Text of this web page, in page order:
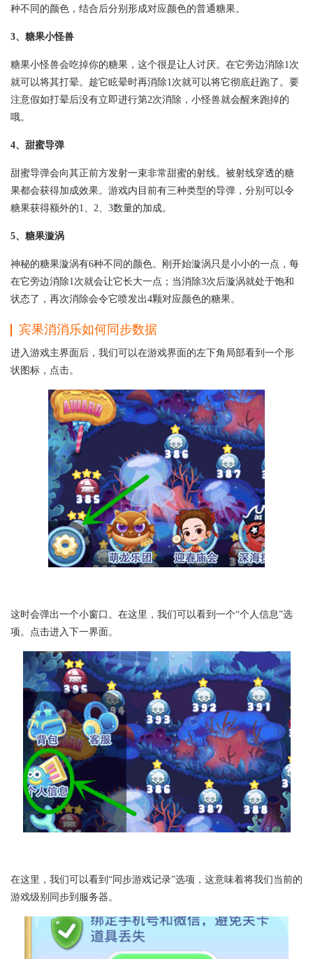
种不同的颜色，结合后分别形成对应颜色的普通糖果。
3、糖果小怪兽
糖果小怪兽会吃掉你的糖果，这个很是让人讨厌。在它旁边消除1次
就可以将其打晕。趁它眩晕时再消除1次就可以将它彻底赶跑了。要
注意假如打晕后没有立即进行第2次消除，小怪兽就会醒来跑掉的
哦。
4、甜蜜导弹
甜蜜导弹会向其正前方发射一束非常甜蜜的射线。被射线穿透的糖
果都会获得加成效果。游戏内目前有三种类型的导弹，分别可以令
糖果获得额外的1、2、3数量的加成。
5、糖果漩涡
神秘的糖果漩涡有6种不同的颜色。刚开始漩涡只是小小的一点，每
在它旁边消除1次就会让它长大一点；当消除3次后漩涡就处于饱和
状态了，再次消除会令它喷发出4颗对应颜色的糖果。
宾果消消乐如何同步数据
进入游戏主界面后，我们可以在游戏界面的左下角局部看到一个形
状图标，点击。
这时会弹出一个小窗口。在这里，我们可以看到一个“个人信息”选
项。点击进入下一界面。
在这里，我们可以看到“同步游戏记录”选项，这意味着将我们当前的
游戏级别同步到服务器。